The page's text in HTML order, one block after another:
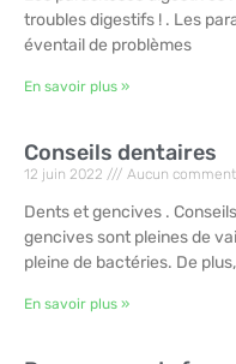
troubles digestifs ! . Les
éventail de problèmes
En savoir plus »
Conseils dentaires
12 juin 2022 Aucun
Dents et gencives .
gencives sont pleines de
pleine de bactéries. De
En savoir plus »